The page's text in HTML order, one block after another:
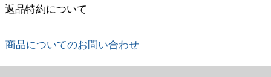
返品特約について
商品についてのお問い合わせ